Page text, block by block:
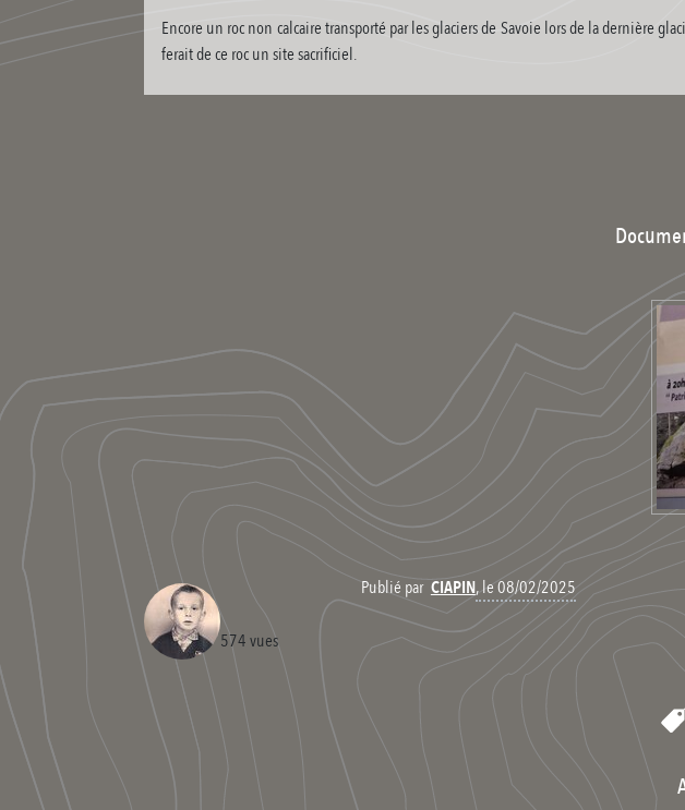
Encore un roc non calcaire transporté par les glaciers de Savoie lors de la dernière
ferait de ce roc un site sacrificiel.
Publié par CIAPIN, le 08/02/2025
574 vues